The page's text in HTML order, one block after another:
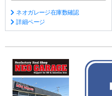
ネオガレージ在庫数確認
詳細ページ